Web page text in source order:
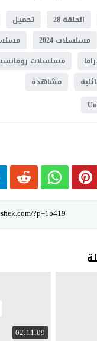
الحلقة 28 تحميل
مسلسلات 2024
مسلسلات
مشاهدة
02:11:09